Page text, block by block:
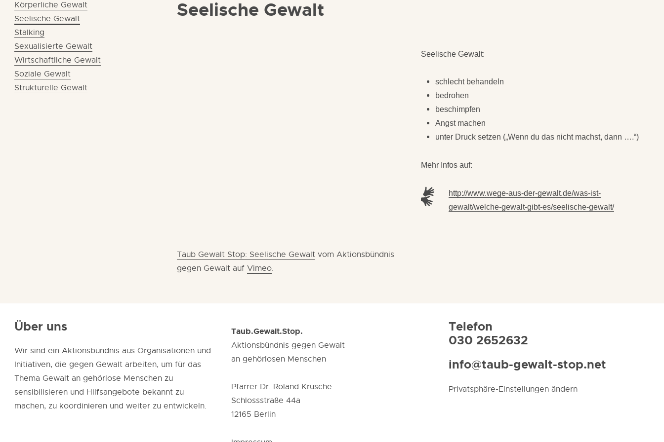
Körperliche Gewalt
Seelische Gewalt
Stalking
Sexualisierte Gewalt
Wirtschaftliche Gewalt
Soziale Gewalt
Strukturelle Gewalt
Seelische Gewalt
Taub Gewalt Stop: Seelische Gewaltvom Aktionsbündnis
gegen Gewalt auf Vimeo.
Seelische Gewalt:
schlecht behandeln
bedrohen
beschimpfen
Angst machen
unter Druck setzen („Wenn du das nicht machst, dann ….“)
Mehr Infos auf:
http://www.wege-aus-der-gewalt.de/was-ist-
gewalt/welche-gewalt-gibt-es/seelische-gewalt/
Über uns
Wir sind ein Aktionsbündnis aus Organisationen und
Initiativen, die gegen Gewalt arbeiten, um für das
Thema Gewalt an gehörlose Menschen zu
sensibilisieren und Hilfsangebote bekannt zu
machen, zu koordinieren und weiter zu entwickeln.
Taub.Gewalt.Stop.
Aktionsbündnis gegen Gewalt
an gehörlosen Menschen
Pfarrer Dr. Roland Krusche
Schlossstraße 44a
12165 Berlin
Telefon
030 2652632
info@taub-gewalt-stop.net
Privatsphäre-Einstellungen ändern